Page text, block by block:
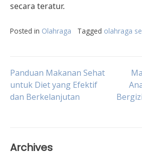
secara teratur.
Posted in Olahraga Tagged olahraga
Post
navigation
Panduan Makanan Sehat
untuk Diet yang Efektif
dan Berkelanjutan
Archives